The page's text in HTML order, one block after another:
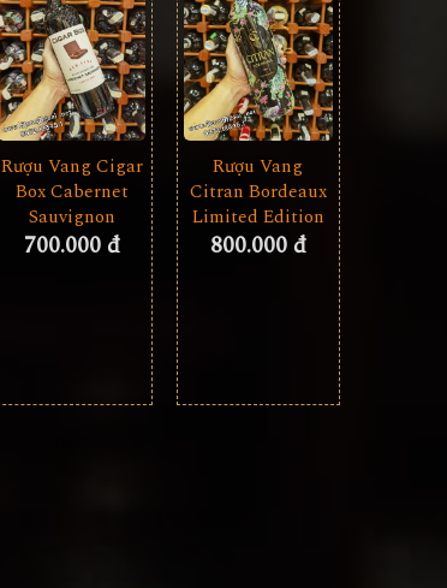
Rượu Vang Cigar
Box Cabernet
Sauvignon
700.000 đ
Rượu Vang
Citran Bordeaux
Limited Edition
800.000 đ